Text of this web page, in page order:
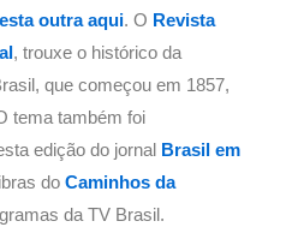
outra aqui. O Revista
, trouxe o histórico da
que começou em 1857,
tema também foi
edição do jornal Brasil em
do Caminhos da
da TV Brasil.